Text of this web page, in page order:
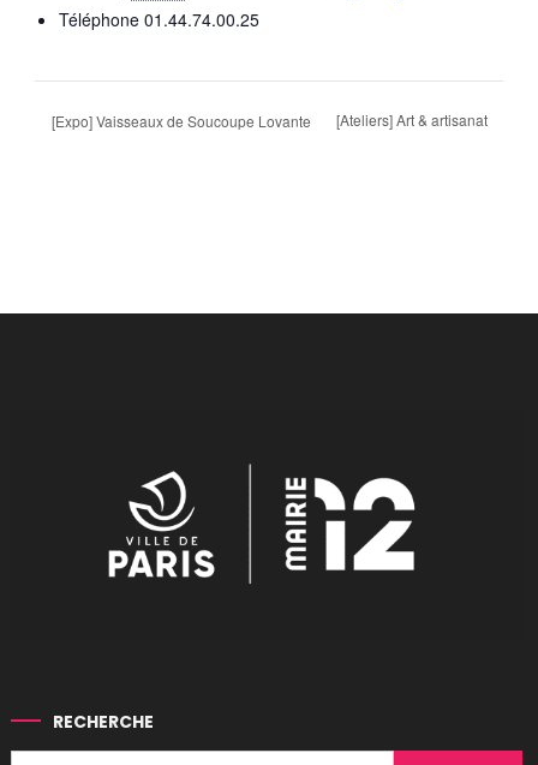
Téléphone 01.44.74.00.25
[Expo] Vaisseaux de Soucoupe Lovante [Ateliers] Art & artisanat
RECHERCHE